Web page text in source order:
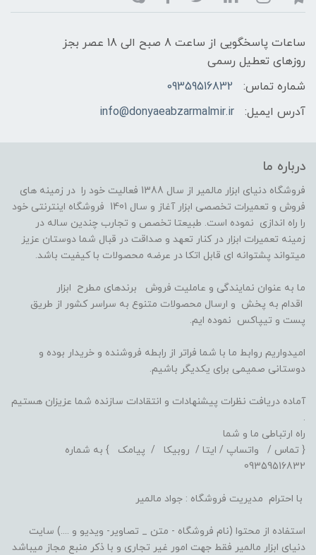
ساعات پاسخگویی از ساعت 8 صبح الی 18 عصر بجز
روزهای تعطیل رسمی
شماره تماس:
09359516832
آدرس ایمیل:
info@donyaeabzarmalmir.ir
درباره ما
فروشگاه دنیای ابزار مالمیر از سال 1388 فعالیت خود را در زمینه های
فروش و تعمیرات تخصصی ابزار آغاز و سال 1401 فروشگاه اینترنتی خود
را راه اندازی نموده است. طبیعتا تخصص و تجارب چندین ساله در
زمینه تعمیرات ابزار در کنار تعهد و صداقت در قبال شما دوستان عزیز
میتواند پشتوانه ای قابل اتکا در عرضه محصولات با کیفیت باشد.
ما به عنوان نمایندگی و عاملیت فروش برندهای مطرح ابزار
اقدام به پخش و ارسال محصولات متنوع به سراسر کشور از طریق
پست و تیپاکس نموده ایم.
امیدواریم روابط ما با شما فراتر از رابطه فروشنده و خریدار بوده و
دوستانی صمیمی برای یکدیگر باشیم.
آماده دریافت نظرات پیشنهادات و انتقادات سازنده شما عزیزان هستیم
.
راه ارتباطی ما و شما
{ تماس / واتساپ / ایتا / روبیکا / پیامک } به شماره
09359516832
با احترام مدیریت فروشگاه : جواد مالمیر
استفاده از محتوا (نام فروشگاه - متن _ تصاویر- ویدیو و ....) سایت
دنیای ابزار مالمیر فقط جهت امور غیر تجاری و با ذکر منبع مجاز میباشد